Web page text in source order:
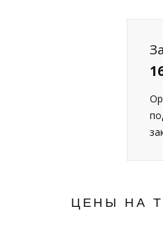
ЦЕНЫ НА